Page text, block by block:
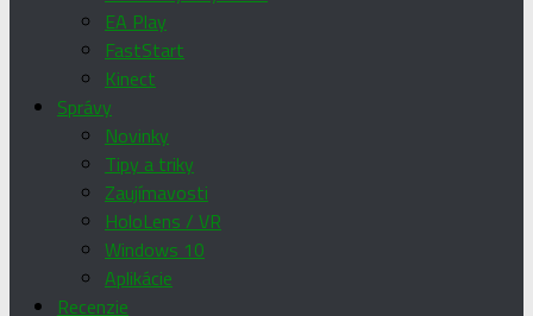
EA Play
FastStart
Kinect
Správy
Novinky
Tipy a triky
Zaujímavosti
HoloLens / VR
Windows 10
Aplikácie
Recenzie